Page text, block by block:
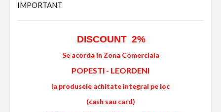
IMPORTANT
DISCOUNT 2%
Se acorda in Zona Comerciala
POPESTI - LEORDENI
la produsele achitate integral pe loc
(cash sau card)